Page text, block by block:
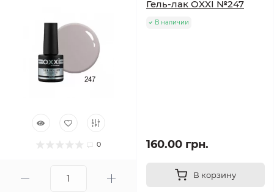
0
Гель-лак OXXI №247
В наличии
160.00 грн.
В корзину